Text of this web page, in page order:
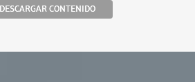
DESCARGAR CONTENIDO